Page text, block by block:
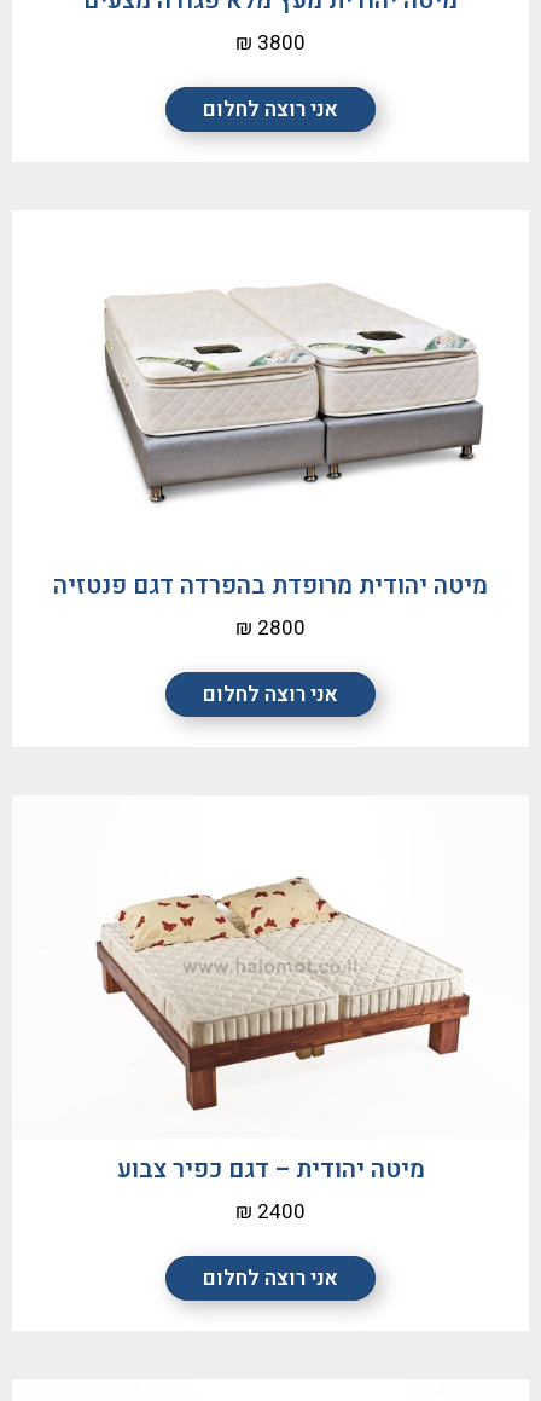
אני רוצה לחלום
3800 ₪
אני רוצה לחלום
מיטה יהודית מרופדת בהפרדה דגם פנטזיה
2800 ₪
אני רוצה לחלום
מיטה יהודית – דגם כפיר צבוע
2400 ₪